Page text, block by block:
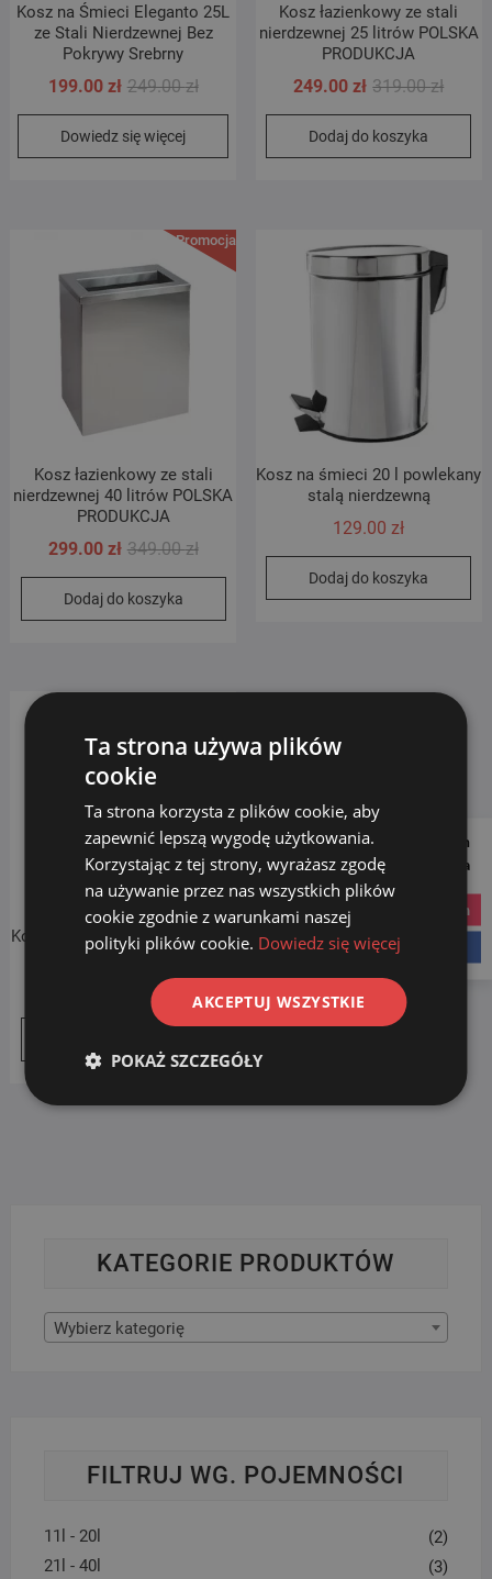
Kosz na Śmieci Eleganto 25L
ze Stali Nierdzewnej Bez
Pokrywy Srebrny
249.00złPierwotna
cena
249.00 zł.
199.00 zł
Aktualna
cena
199.00 zł.
Dowiedz się więcej
Kosz łazienkowy ze stali
nierdzewnej 25 litrów POLSKA
PRODUKCJA
319.00zł
cena
319.00
249.00zł
cena
249.00
Dodaj do koszyka
Promocja!
Kosz łazienkowy ze stali
nierdzewnej 40 litrów POLSKA
PRODUKCJA
349.00złPierwotna
cena
wynosiła:
349.00 zł.
299.00 zł
Aktualna
cena
299.00 zł.
Dodaj do koszyka
Kosz na śmieci 20 l powlekany
stalą nierdzewną
129.00zł
Dodaj do koszyka
Kosz na śmieci 30 l powlekany
stalą nierdzewną
zł
KATEGORIE PRODUKTÓW
Wybierz kategorię
FILTRUJ WG. POJEMNOŚCI
11l - 20l
(2)
21l - 40l
(3)
Follow us on
Social Media
instagram
Ta strona używa plików
cookie
Ta strona korzysta z plików cookie, aby
zapewnić lepszą wygodę użytkowania.
Korzystając z tej strony, wyrażasz zgodę
na używanie przez nas wszystkich plików
cookie zgodnie z warunkami naszej
polityki plików cookie. Dowiedz się więcej
AKCEPTUJ WSZYSTKIE
POKAŻ SZCZEGÓŁY